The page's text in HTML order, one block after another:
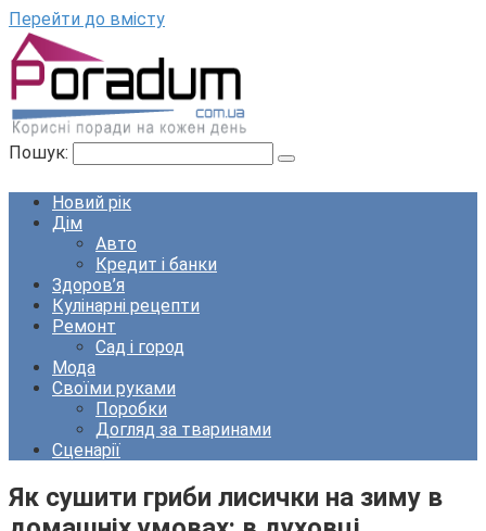
Перейти до вмісту
Пошук:
Новий рік
Дім
Авто
Кредит і банки
Здоров’я
Кулінарні рецепти
Ремонт
Сад і город
Мода
Своїми руками
Поробки
Догляд за тваринами
Сценарії
Як сушити гриби лисички на зиму в